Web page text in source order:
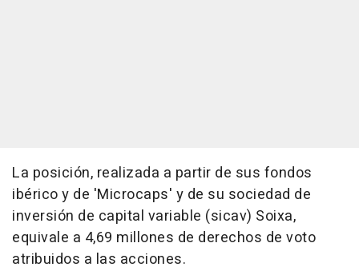
La posición, realizada a partir de sus fondos
ibérico y de 'Microcaps' y de su sociedad de
inversión de capital variable (sicav) Soixa,
equivale a 4,69 millones de derechos de voto
atribuidos a las acciones.